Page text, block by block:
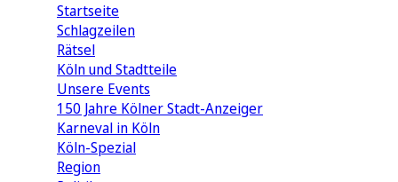
Startseite
Schlagzeilen
Rätsel
Köln und Stadtteile
Unsere Events
150 Jahre Kölner Stadt-Anzeiger
Karneval in Köln
Köln-Spezial
Region